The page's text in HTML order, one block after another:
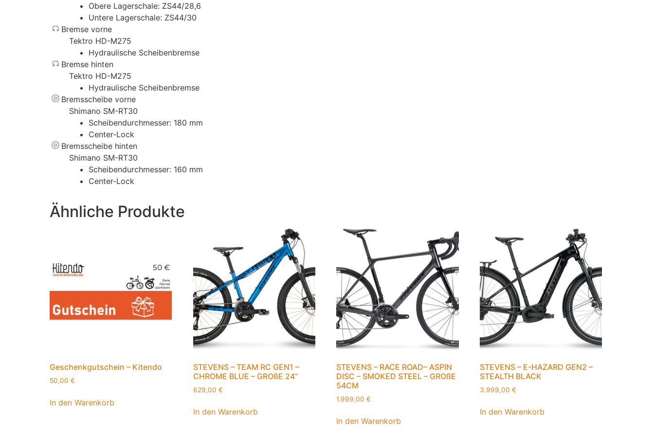
Obere Lagerschale: ZS44/28,6
Untere Lagerschale: ZS44/30
Bremse vorne
Tektro HD-M275
Hydraulische Scheibenbremse
Bremse hinten
Tektro HD-M275
Hydraulische Scheibenbremse
Bremsscheibe vorne
Shimano SM-RT30
Scheibendurchmesser: 180 mm
Center-Lock
Bremsscheibe hinten
Shimano SM-RT30
Scheibendurchmesser: 160 mm
Center-Lock
Ähnliche Produkte
Geschenkgutschein – Kitendo
50,00 €
In den Warenkorb
STEVENS – TEAM RC GEN1 –
CHROME BLUE – GROßE 24“
629,00 €
In den Warenkorb
STEVENS – RACE ROAD– ASPIN
DISC – SMOKED STEEL – GROßE
54CM
1.999,00€
In den Warenkorb
STEVENS – E-HAZARD GEN2 –
STEALTH BLACK
3.999,00€
In den Warenkorb